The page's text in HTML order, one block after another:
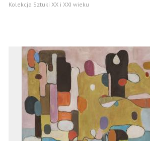
Kolekcja Sztuki XX i XXI wieku